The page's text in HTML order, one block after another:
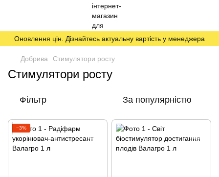
Оновлення цін. Дізнайтесь актуальну вартість у менеджера
Добрива Стимулятори росту
Стимулятори росту
Фільтр За популярністю
−3%